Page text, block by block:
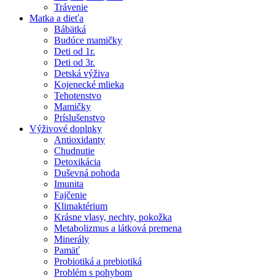
Trávenie
Matka a dieťa
Bábätká
Budúce mamičky
Deti od 1r.
Deti od 3r.
Detská výživa
Kojenecké mlieka
Tehotenstvo
Mamičky
Príslušenstvo
Výživové doplnky
Antioxidanty
Chudnutie
Detoxikácia
Duševná pohoda
Imunita
Fajčenie
Klimaktérium
Krásne vlasy, nechty, pokožka
Metabolizmus a látková premena
Minerály
Pamäť
Probiotiká a prebiotiká
Problém s pohybom